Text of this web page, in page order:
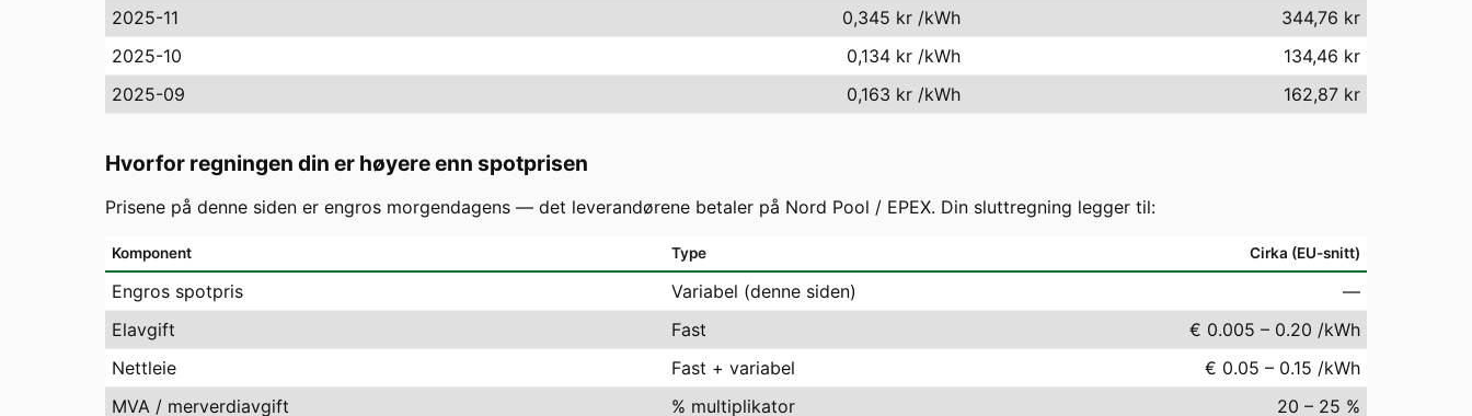
2025-11
0,345 kr /kWh
344,76 kr
2025-10
0,134 kr /kWh
134,46 kr
2025-09
0,163 kr /kWh 162,87 kr
Hvorfor regningen din er høyere enn spotprisen
Prisene på denne siden er engros morgendagens — det leverandørene betaler på Nord Pool / EPEX. Din sluttregning legger til:
Komponent Type Cirka (EU-snitt)
Engros spotpris Variabel (denne siden)
—
Elavgift
Fast
€ 0.005 – 0.20 /kWh
Nettleie
Fast + variabel
€ 0.05 – 0.15 /kWh
MVA / merverdiavgift
% multiplikator 20 – 25 %